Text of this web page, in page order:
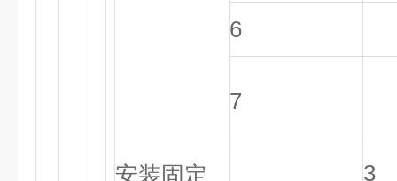
安装固定
6
7
3